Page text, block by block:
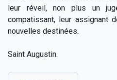
leur réveil, non plus un
compatissant, leur assignant
nouvelles destinées.
Saint Augustin.